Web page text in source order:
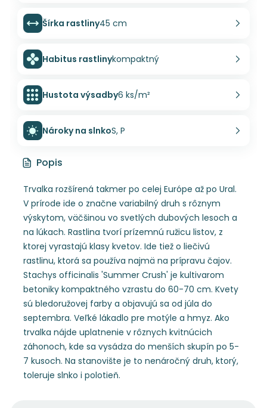
Šírka rastliny45 cm
Habitus rastlinykompaktný
Hustota výsadby6 ks/m²
Nároky na slnkoS, P
Popis
Trvalka rozšírená takmer po celej Európe až po Ural.
V prírode ide o značne variabilný druh s rôznym
výskytom, väčšinou vo svetlých dubových lesoch a
na lúkach. Rastlina tvorí prízemnú ružicu listov, z
ktorej vyrastajú klasy kvetov. Ide tiež o liečivú
rastlinu, ktorá sa používa najmä na prípravu čajov.
Stachys officinalis 'Summer Crush' je kultivarom
betoniky kompaktného vzrastu do 60-70 cm. Kvety
sú bledoružovej farby a objavujú sa od júla do
septembra. Veľké lákadlo pre motýle a hmyz. Ako
trvalka nájde uplatnenie v rôznych kvitnúcich
záhonoch, kde sa vysádza do menších skupín po 5-
7 kusoch. Na stanovište je to nenáročný druh, ktorý,
toleruje slnko i polotieň.